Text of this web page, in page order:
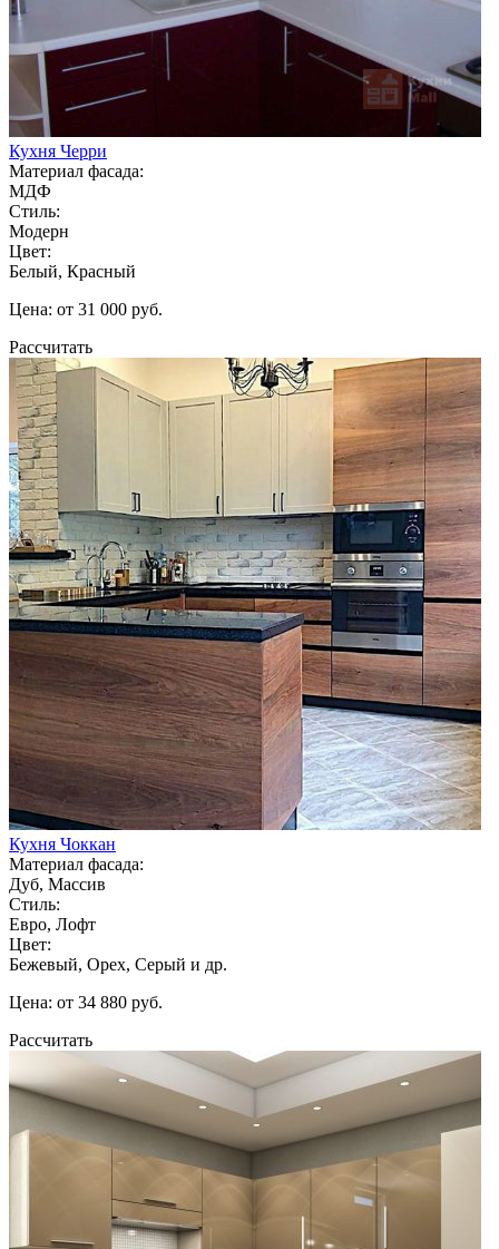
Кухня Черри
Материал фасада:
МДФ
Стиль:
Модерн
Цвет:
Белый, Красный
Цена: от 31 000 руб.
Рассчитать
Кухня Чоккан
Материал фасада:
Дуб, Массив
Стиль:
Евро, Лофт
Цвет:
Бежевый, Орех, Серый и др.
Цена: от 34 880 руб.
Рассчитать